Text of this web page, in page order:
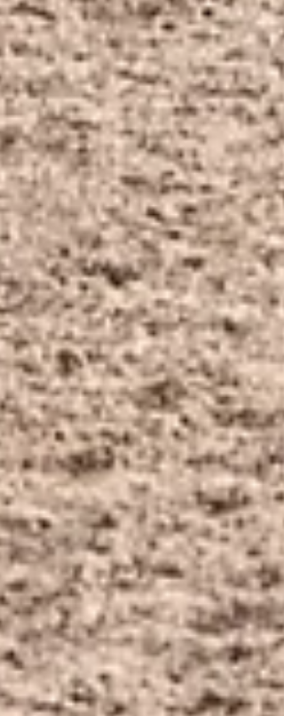
ervaren, kan dat gevoel goed begrijpen,
blijft het een abstract begrip. En daar zit hem
nou precies de crux: omstanders kunnen wel
wát zien, maar nooit volledig ervaren wat er
onder de ruiter gebeurt.